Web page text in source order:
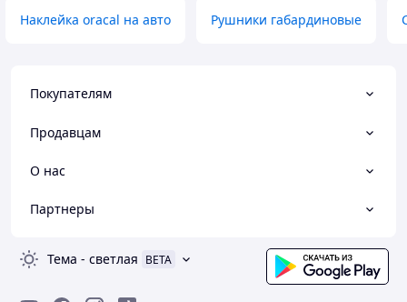
Наклейка oracal на авто Рушники габардиновые
Покупателям
Продавцам
О нас
Партнеры
Тема - светлая BETA